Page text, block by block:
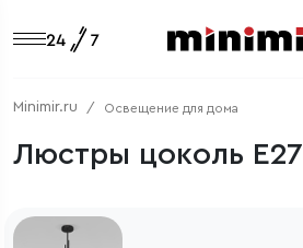
Minimir.ru Освещение для дома
Люстры цоколь E27